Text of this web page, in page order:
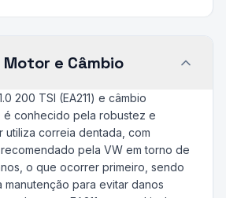
Motor e Câmbio
200 TSI (EA211) e câmbio
é conhecido pela robustez e
utiliza correia dentada, com
pela VW em torno de
o que ocorrer primeiro, sendo
manutenção para evitar danos